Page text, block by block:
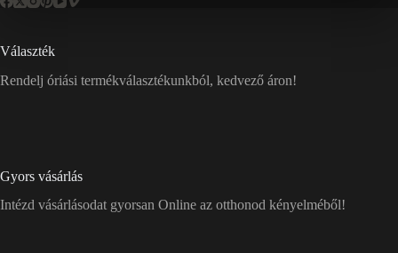
Választék
Rendelj óriási termékválasztékunkból, kedvező áron!
Gyors vásárlás
Intézd vásárlásodat gyorsan Online az otthonod kényelméből!